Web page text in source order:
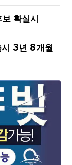
확실시
3년 8개월